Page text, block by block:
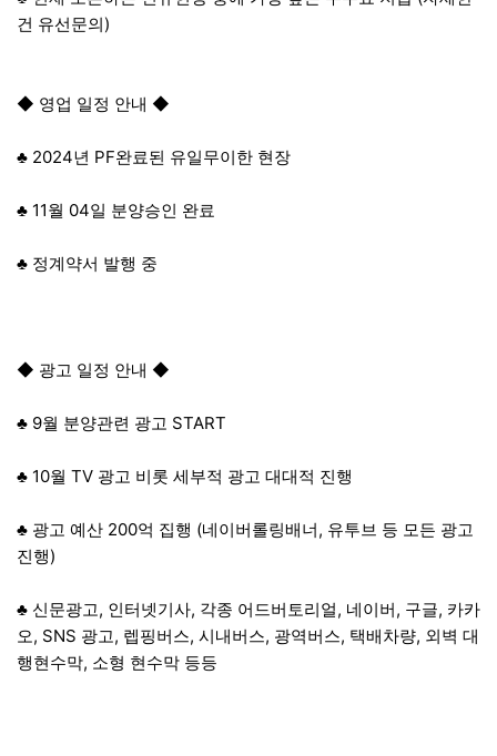
건 유선문의)
◆ 영업 일정 안내 ◆
♣ 2024년 PF완료된 유일무이한 현장
♣ 11월 04일 분양승인 완료
♣ 정계약서 발행 중
◆ 광고 일정 안내 ◆
♣ 9월 분양관련 광고 START
♣ 10월 TV 광고 비롯 세부적 광고 대대적 진행
♣ 광고 예산 200억 집행 (네이버롤링배너, 유투브 등 모든 광고
진행)
♣ 신문광고, 인터넷기사, 각종 어드버토리얼, 네이버, 구글, 카카
오, SNS 광고, 렙핑버스, 시내버스, 광역버스, 택배차량, 외벽 대
행현수막, 소형 현수막 등등